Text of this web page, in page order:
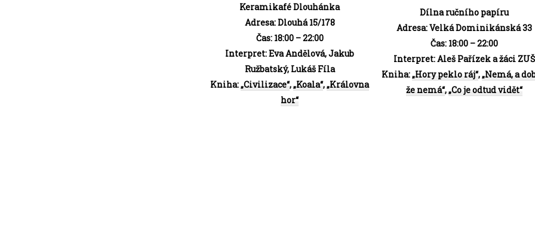
Keramikafé Dlouhánka
Adresa: Dlouhá 15/178
Čas: 18:00 – 22:00
Interpret: Eva Andělová, Jakub
Ružbatský, Lukáš Fíla
Kniha:„Civilizace“,„Koala“,„Královna
hor“
Dílna ručního papíru
Adresa: Velká Dominikánská 33
Čas: 18:00 – 22:00
Interpret: Aleš Pařízek a žáci ZUŠ
Kniha:„Hory peklo ráj“,„Nemá, a
že nemá“,„Co je odtud vidět“